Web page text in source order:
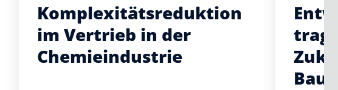
Komplexitätsreduktion
im Vertrieb in der
Chemieindustrie